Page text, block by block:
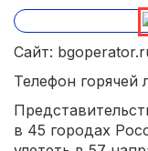
Сайт:
Телефон горячей
в 45 городах